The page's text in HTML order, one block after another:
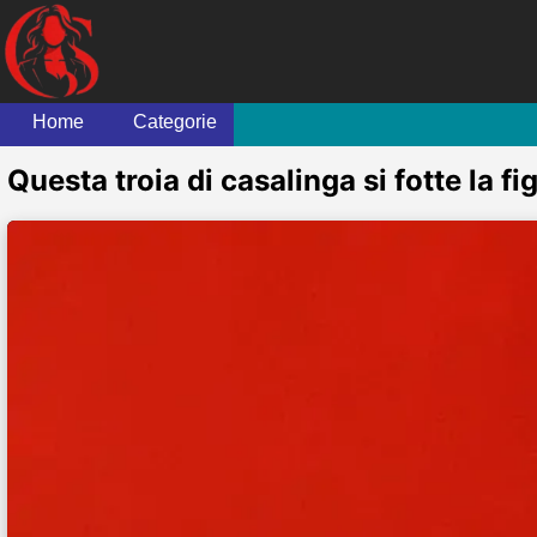
Home Categorie
Questa troia di casalinga si fotte la